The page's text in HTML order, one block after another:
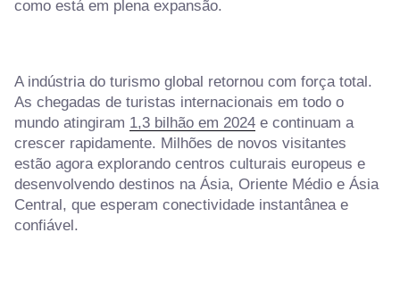
como está em plena expansão.
A indústria do turismo global retornou com força total.
As chegadas de turistas internacionais em todo o
mundo atingiram 1,3 bilhão em 2024 e continuam a
crescer rapidamente. Milhões de novos visitantes
estão agora explorando centros culturais europeus e
desenvolvendo destinos na Ásia, Oriente Médio e Ásia
Central, que esperam conectividade instantânea e
confiável.